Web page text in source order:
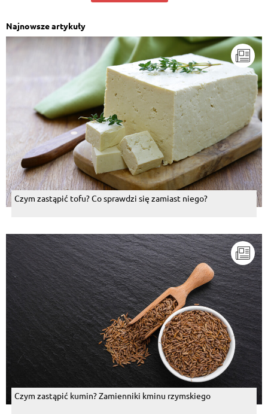
Najnowsze artykuły
Czym zastąpić tofu? Co sprawdzi się zamiast niego?
Czym zastąpić kumin? Zamienniki kminu rzymskiego